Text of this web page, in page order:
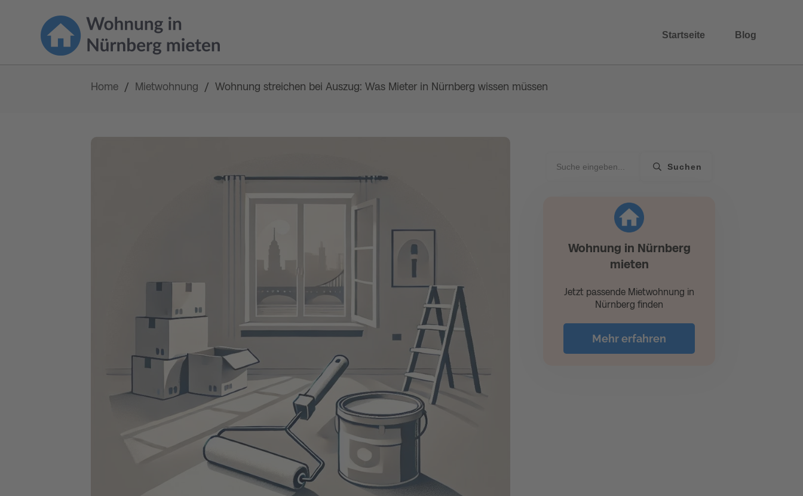
Startseite Blog
Home / Mietwohnung / Wohnung streichen bei Auszug: Was Mieter in Nürnberg wissen müssen
Suchen
Wohnung in Nürnberg
mieten
Jetzt passende Mietwohnung in
Nürnberg finden
Mehr erfahren